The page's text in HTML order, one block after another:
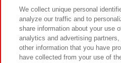
イベント・キャンペーン
We collect unique personal
analyze our traffic and to
share information about your use
analytics and advertising
other information that you have
have collected from your use of